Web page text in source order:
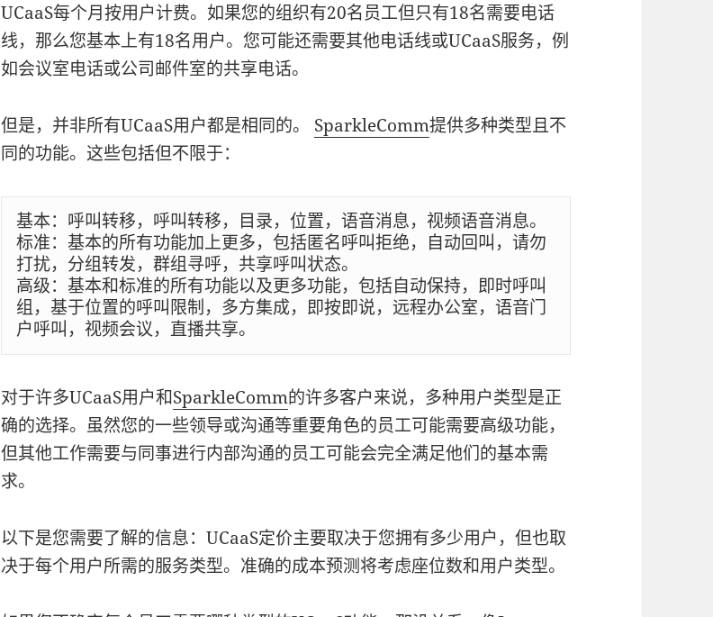
UCaaS每个月按用户计费。如果您的组织有20名员工但只有18名需要电话
线，那么您基本上有18名用户。您可能还需要其他电话线或UCaaS服务，例
如会议室电话或公司邮件室的共享电话。
但是，并非所有UCaaS用户都是相同的。 SparkleComm提供多种类型且不
同的功能。这些包括但不限于：
基本：呼叫转移，呼叫转移，目录，位置，语音消息，视频语音消息。
标准：基本的所有功能加上更多，包括匿名呼叫拒绝，自动回叫，请勿
打扰，分组转发，群组寻呼，共享呼叫状态。
高级：基本和标准的所有功能以及更多功能，包括自动保持，即时呼叫
组，基于位置的呼叫限制，多方集成，即按即说，远程办公室，语音门
对于许多UCaaS用户和SparkleComm的许多客户来说，多种用户类型是正
确的选择。虽然您的一些领导或沟通等重要角色的员工可能需要高级功能，
但其他工作需要与同事进行内部沟通的员工可能会完全满足他们的基本需
求。
以下是您需要了解的信息：UCaaS定价主要取决于您拥有多少用户，但也取
决于每个用户所需的服务类型。准确的成本预测将考虑座位数和用户类型。